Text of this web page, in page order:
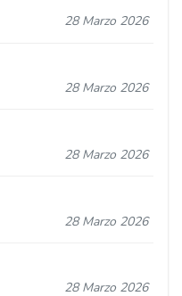
28 Marzo 2026
28 Marzo 2026
28 Marzo 2026
28 Marzo 2026
28 Marzo 2026